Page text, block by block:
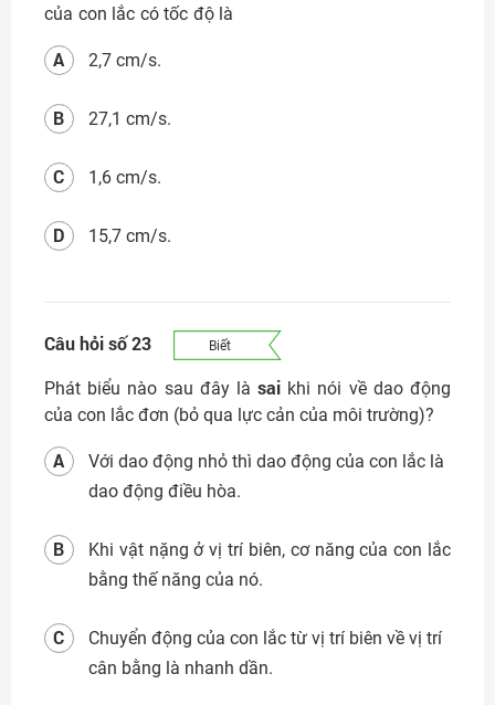
của con lắc có tốc độ là
2,7 cm/s.
A
27,1 cm/s.
B
1,6 cm/s.
C
15,7 cm/s.
D
Câu hỏi số 23 Biết
Phát biểu nào sau đây làsai khi nói về dao động
của con lắc đơn (bỏ qua lực cản của môi trường)?
Với dao động nhỏ thì dao động của con lắc là
dao động điều hòa.
A
Khi vật nặng ở vị trí biên, cơ năng của con lắc
bằng thế năng của nó.
B
Chuyển động của con lắc từ vị trí biên về vị trí
cân bằng là nhanh dần.
C